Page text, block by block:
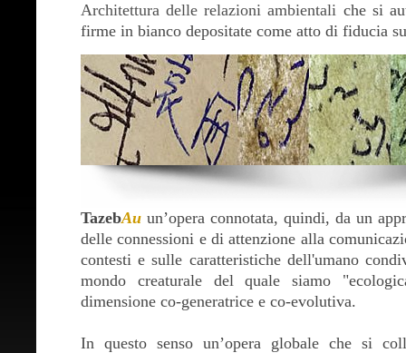
Architettura delle relazioni ambientali che si
firme in bianco depositate come atto di fiducia
TazebAu un’opera connotata, quindi, da un
delle connessioni e di attenzione alla
contesti e sulle caratteristiche dell'umano
mondo creaturale del quale siamo
dimensione co-generatrice e co-evolutiva.
In questo senso un’opera globale che si